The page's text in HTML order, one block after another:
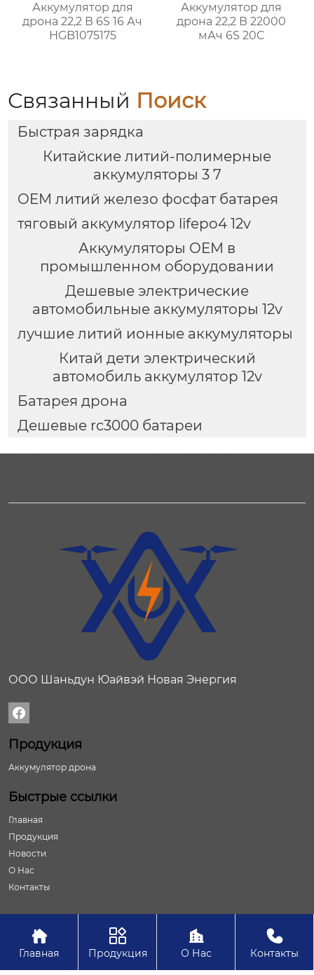
Аккумулятор для
дрона 22,2 В 6S 16 Ач
HGB1075175
Аккумулятор для
дрона 22,2 В 22000
мАч 6S 20C
Связанный Поиск
Быстрая зарядка
Китайские литий-полимерные
аккумуляторы 3 7
OEM литий железо фосфат батарея
тяговый аккумулятор lifepo4 12v
Аккумуляторы OEM в
промышленном оборудовании
Дешевые электрические
автомобильные аккумуляторы 12v
лучшие литий ионные аккумуляторы
Китай дети электрический
автомобиль аккумулятор 12v
Батарея дрона
Дешевые rc3000 батареи
ООО Шаньдун Юайвэй Новая Энергия

Продукция
Аккумулятор дрона
Быстрые ссылки
Главная
Продукция
Новости
О Нас
Контакты
Авторское право©ООО Шаньдун Юайвэй Новая Энергия

Главная

Продукция

О Нас

Контакты